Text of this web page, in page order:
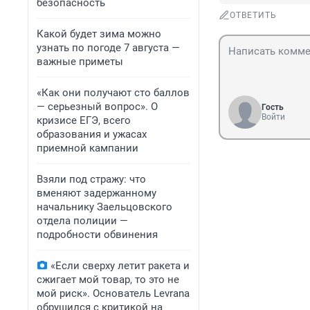
безопасность
Какой будет зима можно
узнать по погоде 7 августа —
важные приметы
«Как они получают сто баллов
— серьезный вопрос». О
кризисе ЕГЭ, всего
образования и ужасах
приемной кампании
Взяли под стражу: что
вменяют задержанному
начальнику Заельцовского
отдела полиции —
подробности обвинения
«Если сверху летит ракета и
сжигает мой товар, то это не
мой риск». Основатель Levrana
обрушился с критикой на
ОТВЕТИТЬ
Гость
Войти